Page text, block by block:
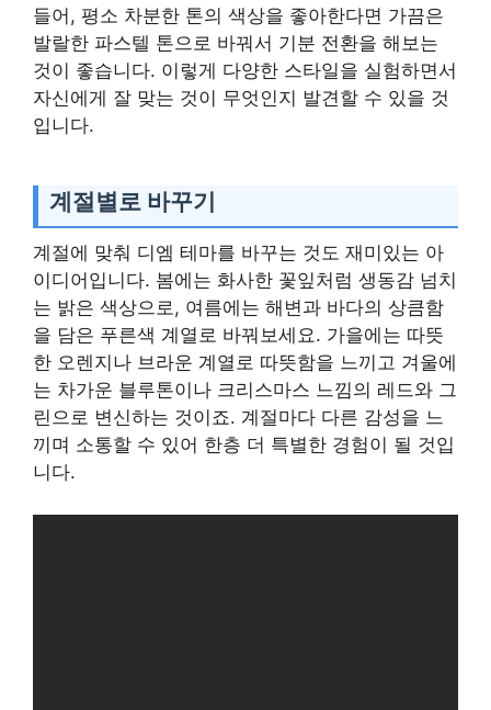
들어, 평소 차분한 톤의 색상을 좋아한다면 가끔은
발랄한 파스텔 톤으로 바꿔서 기분 전환을 해보는
것이 좋습니다. 이렇게 다양한 스타일을 실험하면서
자신에게 잘 맞는 것이 무엇인지 발견할 수 있을 것
입니다.
계절별로 바꾸기
계절에 맞춰 디엠 테마를 바꾸는 것도 재미있는 아
이디어입니다. 봄에는 화사한 꽃잎처럼 생동감 넘치
는 밝은 색상으로, 여름에는 해변과 바다의 상큼함
을 담은 푸른색 계열로 바꿔보세요. 가을에는 따뜻
한 오렌지나 브라운 계열로 따뜻함을 느끼고 겨울에
는 차가운 블루톤이나 크리스마스 느낌의 레드와 그
린으로 변신하는 것이죠. 계절마다 다른 감성을 느
끼며 소통할 수 있어 한층 더 특별한 경험이 될 것입
니다.